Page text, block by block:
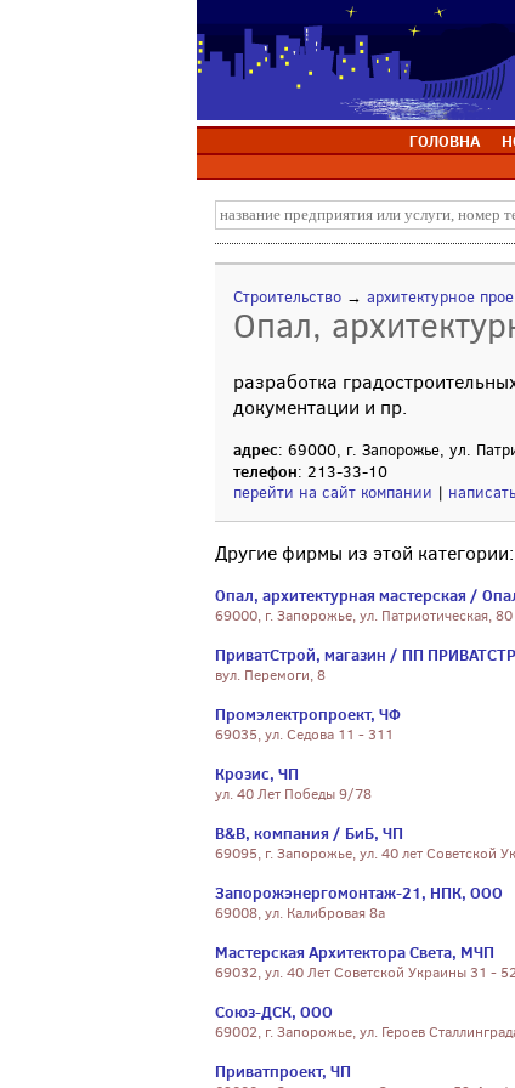
ГОЛОВНА
Строительство → архитектурное
Опал,
разработка
документации и пр.
адрес: 69000, г. Запорожье, ул.
телефон: 213-33-10
перейти на сайт компании |
Другие фирмы из этой категории:
Опал, архитектурная мастерская /
69000, г. Запорожье, ул. Патриотическая, 80
ПриватСтрой, магазин / ПП
вул. Перемоги, 8
Промэлектропроект, ЧФ
69035, ул. Седова 11 - 311
Крозис, ЧП
ул. 40 Лет Победы 9/78
B&B, компания / БиБ, ЧП
69095, г. Запорожье, ул. 40 лет Советской
Запорожэнергомонтаж-21, НПК, ООО
69008, ул. Калибровая 8а
Мастерская Архитектора Света, МЧП
69032, ул. 40 Лет Советской Украины 31 -
Союз-ДСК, ООО
69002, г. Запорожье, ул. Героев
Приватпроект, ЧП